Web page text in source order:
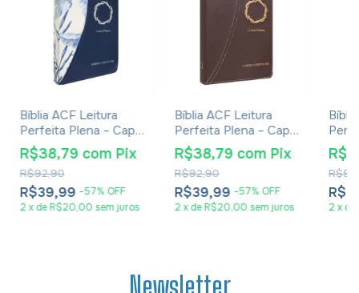
Bíblia ACF Leitura
Perfeita Plena – Capa
Luxo Azul Floral
R$39,99 -57% OFF
R$92,90
R$38,79 com Pix
2 xdeR$20,00 sem juros
Bíblia ACF Leitura
Perfeita Plena – Capa
Luxo Marrom
R$39,99 -57% OFF
R$92,90
R$38,79 com Pix
2 xdeR$20,00 sem juros 2 x de